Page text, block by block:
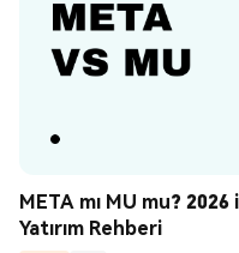
META mı MU mu?
Yatırım Rehberi